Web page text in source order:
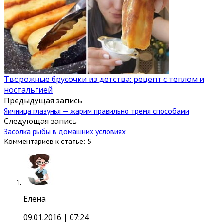
Творожные брусочки из детства: рецепт с теплом и
ностальгией
Предыдущая запись
Яичница глазунья — жарим правильно тремя способами
Следующая запись
Засолка рыбы в домашних условиях
Комментариев к статье: 5
Елена
09.01.2016 | 07:24